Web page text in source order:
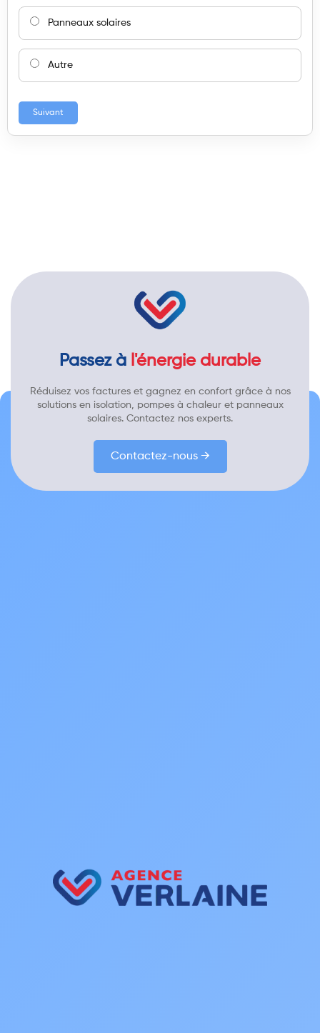
Panneaux solaires
Autre
Suivant
Passez à l'énergie durable
Réduisez vos factures et gagnez en confort grâce à nos
solutions en isolation, pompes à chaleur et panneaux
solaires. Contactez nos experts.
Contactez-nous →